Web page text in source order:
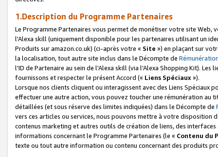
1.Description du Programme Partenaires
Le Programme Partenaires vous permet de monétiser votre site Web,
l'Alexa skill (uniquement disponible pour les partenaires utilisant un
Produits sur amazon.co.uk) (ci-après votre « Site ») en plaçant sur
la localisation, tout autre site inclus dans le Décompte de
l'ID de Partenaire au sein de l'Alexa skill (via l'Alexa Shopping Kit).
fournissons et respecter le présent Accord (« Liens Spéciaux»).
Lorsque nos clients cliquent ou interagissent avec des Liens Spéciaux
effectuer une autre action, vous pouvez toucher une rémunération
détaillées (et sous réserve des limites indiquées) dans le Décompte de
vers ces articles ou services, nous pouvons mettre à votre disposition
contenus marketing et autres outils de création de liens, des
informations concernant le Programme Partenaires (le « Contenu du
texte ou tout autre information ou contenu concernant des produits